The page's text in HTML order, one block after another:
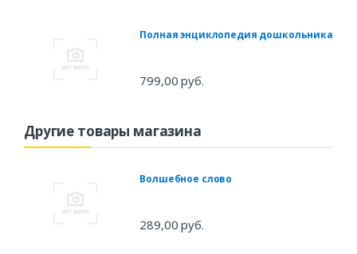
Полная энциклопедия дошкольника
799,00 руб.
Другие товары магазина
Волшебное слово
289,00 руб.